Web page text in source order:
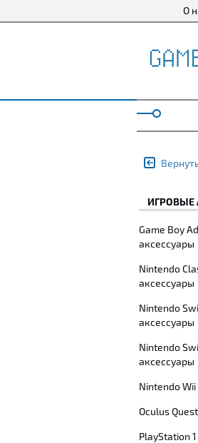
О
ИГРОВЫЕ
Game Boy
аксессуары
Nintendo
аксессуары
Nintendo
аксессуары
Nintendo
аксессуары
Nintendo
Oculus
PlayStation